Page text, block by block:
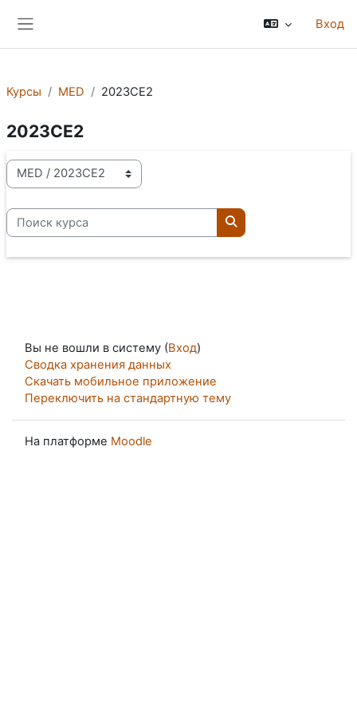
Вход
Курсы MED 2023CE2
2023CE2
Категории курсов
Поиск курса
Поиск курса
Вы не вошли в систему (Вход)
Сводка хранения данных
Скачать мобильное приложение
Переключить на стандартную тему
На платформе Moodle